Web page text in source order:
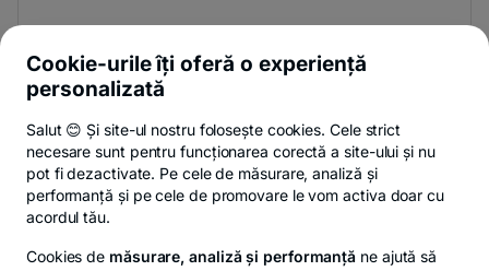
Poți renunța oricând,vezi detalii-
opens
in
a
.
Privacy Hub - opens in a new tab
Politica de confidențialitate- opens in a new
Politica de cookies
Cookie-urile îți oferă o experiență
personalizată
Salut 😊 Și site-ul nostru folosește cookies. Cele strict
necesare sunt pentru funcționarea corectă a site-ului și nu
pot fi dezactivate. Pe cele de măsurare, analiză și
performanță și pe cele de promovare le vom activa doar cu
acordul tău.
Cookies de măsurare, analiză și performanță ne ajută să